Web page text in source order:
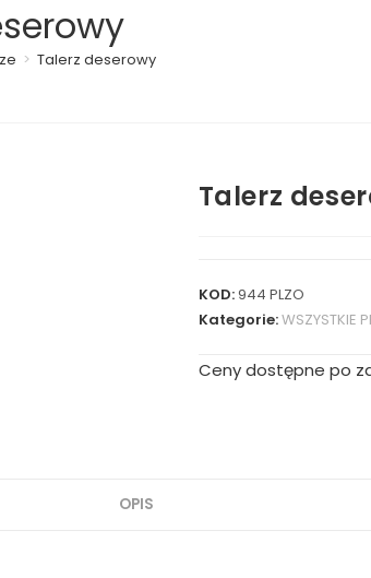
> Talerz deserowy
Talerz
KOD:944 PLZO
Kategorie:WSZYSTKIE
Ceny dostępne po
OPIS